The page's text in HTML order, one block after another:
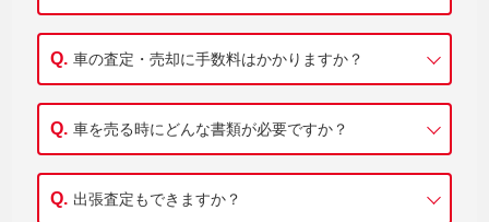
車の査定・売却に手数料はかかりますか？
車を売る時にどんな書類が必要ですか？
出張査定もできますか？